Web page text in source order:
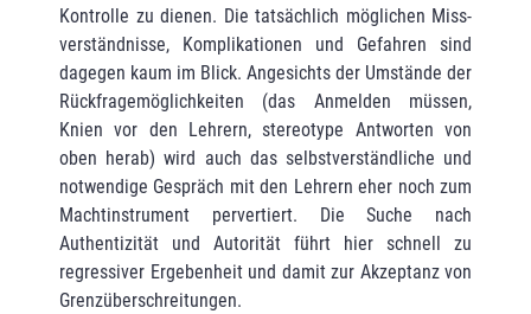
Kontrolle zu dienen. Die tatsächlich möglichen Miss­
ver­ständnisse, Komplikationen und Gefahren sind
dagegen kaum im Blick. Angesichts der Umstände der
Rückfragemöglichkeiten (das Anmel­den müssen,
Knien vor den Lehrern, stereotype Antworten von
oben herab) wird auch das selbstverständliche und
notwendige Gespräch mit den Lehrern eher noch zum
Machtinstru­ment pervertiert. Die Suche nach
Authentizität und Autorität führt hier schnell zu
regressiver Ergebenheit und damit zur Akzeptanz von
Grenzüberschreitungen.